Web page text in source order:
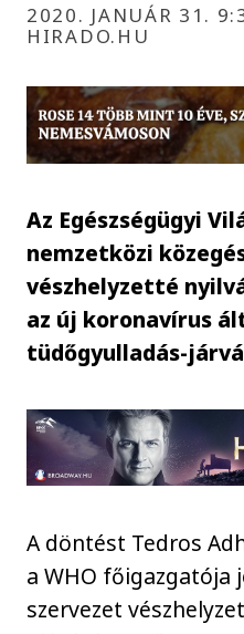
2020. JANUÁR 31.
HIRADO.HU
Az Egészségügyi
nemzetközi
vészhelyzetté
az új koronavírus
tüdőgyulladás-
A döntést Tedros
a WHO főigazgatója
szervezet